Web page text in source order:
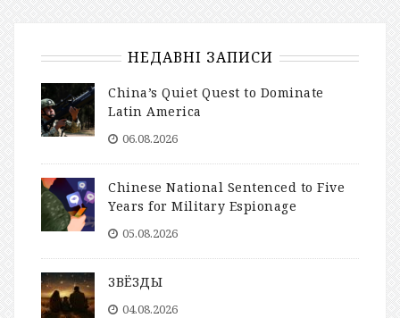
НЕДАВНІ ЗАПИСИ
China’s Quiet Quest to Dominate
Latin America
06.08.2026
Chinese National Sentenced to Five
Years for Military Espionage
05.08.2026
ЗВЁЗДЫ
04.08.2026